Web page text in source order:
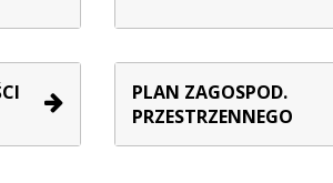
PLAN ZAGOSPOD.
PRZESTRZENNEGO